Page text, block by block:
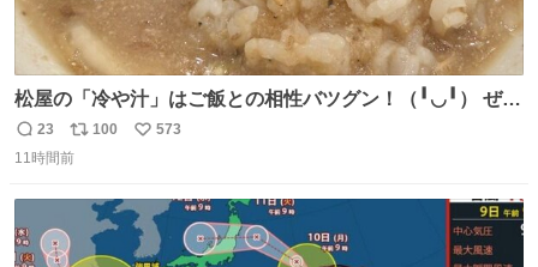
松屋の「冷や汁」はご飯との相性バツグン！（╹◡╹） ぜ
ひ、定食には冷や汁をプラスして、ライスは大盛または特
盛にして、冷や汁にご飯をインしてお召し上がりくださ
とご飯を食べるためのメニューもご用意しております！☀️
#松屋 #冷や汁
返
信
23
リ
ポ
数
100
い
数
573
11時間前